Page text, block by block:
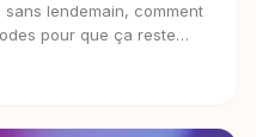
lendemain, comment
pour que ça reste